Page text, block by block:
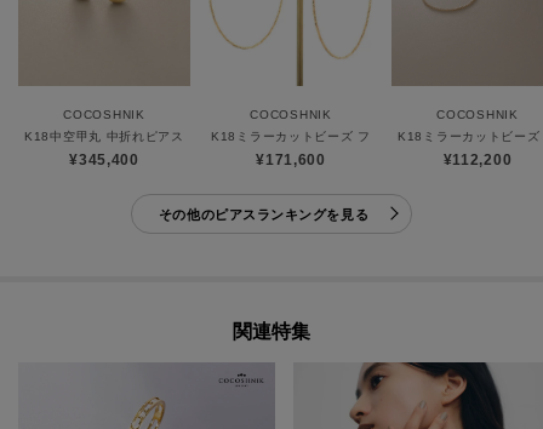
COCOSHNIK
K18中空甲丸 中折れピアス
¥345,400
COCOSHNIK
K18ミラーカットビーズ フープピアス（大）
¥171,600
COCOSHNIK
K18ミラーカットビー
¥112,200
その他のピアスランキングを見る
関連特集